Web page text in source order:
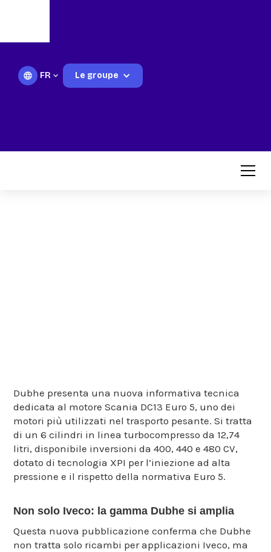
FR Le groupe
Dubhe presenta una nuova informativa tecnica
dedicata al motore Scania DC13 Euro 5, uno dei
motori più utilizzati nel trasporto pesante. Si tratta
di un 6 cilindri in linea turbocompresso da 12,74
litri, disponibile inversioni da 400, 440 e 480 CV,
dotato di tecnologia XPI per l’iniezione ad alta
pressione e il rispetto della normativa Euro 5.
Non solo Iveco: la gamma Dubhe si amplia
Questa nuova pubblicazione conferma che Dubhe
non tratta solo ricambi per applicazioni Iveco, ma